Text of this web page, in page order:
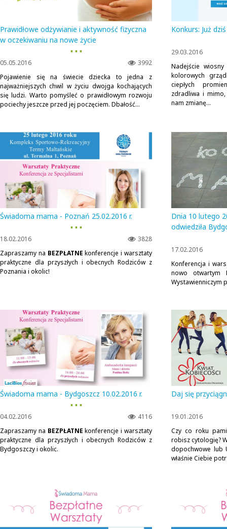
Prawidłowe odżywianie i aktywność fizyczna
w oczekiwaniu na nowe życie
▪ ▪ ▪
3992
05.05.2016
Pojawienie się na świecie dziecka to jedna z
najważniejszych chwil w życiu dwojga kochających
się ludzi. Warto pomyśleć o prawidłowym rozwoju
pociechy jeszcze przed jej poczęciem. Dbałość...
Konkurs: Już
29.03.2016
Nadejście
kolorowych
ciepłych
zdradliwa i
nam zmianę...
Świadoma mama - Poznań 25.02.2016 r.
▪ ▪ ▪
3828
18.02.2016
Zapraszamy na BEZPŁATNE konferencje i warsztaty
praktyczne dla przyszłych i obecnych Rodziców z
Poznania i okolic!
Dnia 10 lutego
odwiedziła
17.02.2016
Konferencja i
nowo otwartym
Wystawienniczym
Świadoma mama - Bydgoszcz 10.02.2016 r.
▪ ▪ ▪
4116
04.02.2016
Zapraszamy na BEZPŁATNE konferencje i warsztaty
praktyczne dla przyszłych i obecnych Rodziców z
Bydgoszczy i okolic.
Daj się
19.01.2016
Czy co roku
robisz cytologię?
dopochwowe lub
właśnie Ciebie